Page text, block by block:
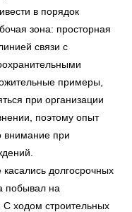
в порядок
зона: просторная
связи с
примеры,
при организации
поэтому опыт
внимание при
долгосрочных
побывал на
ходом строительных